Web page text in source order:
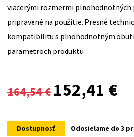
viacerými rozmermi plnohodnotných
pripravené na použitie. Presné
kompatibilitu s plnohodnotným
parametroch produktu.
164,54€
Original
was:
152,41 €
is:
Dostupnosť Odosielame do 3